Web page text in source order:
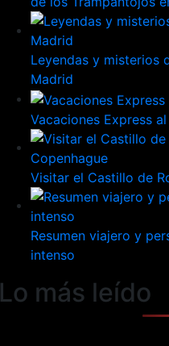
Leyendas y misterios
Madrid
Vacaciones Express
Visitar el Castillo de
Resumen viajero y
intenso
Lo más leído